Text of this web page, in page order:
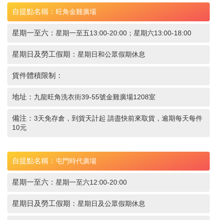
自提點名稱： 旺角金雞廣場
星期一至六： 星期一至五13:00-20:00；星期六13:00-18:00
星期日及勞工假期： 星期日和公眾假期休息
貨件體積限制：
地址： 九龍旺角洗衣街39-55號金雞廣場1208室
備注： 3天免存倉，到貨天計起 請盡快前來取貨，逾期每天每件
10元
自提點名稱： 屯門時代廣場
星期一至六： 星期一至六12:00-20:00
星期日及勞工假期： 星期日及公眾假期休息